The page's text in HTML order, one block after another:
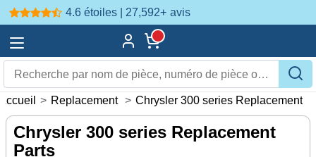
4.6 étoiles | 27,592+ avis
> Replacement > Chrysler 300 series Replacement
Chrysler 300 series Replacement
Parts